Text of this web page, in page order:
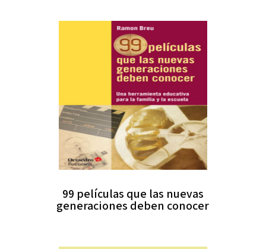
99 películas que las nuevas
generaciones deben conocer